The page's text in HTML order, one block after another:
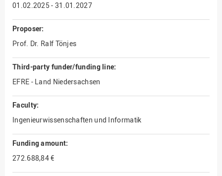
01.02.2025 - 31.01.2027
Proposer:
Prof. Dr. Ralf Tönjes
Third-party funder/funding line:
EFRE - Land Niedersachsen
Faculty:
Ingenieurwissenschaften und Informatik
Funding amount:
272.688,84 €